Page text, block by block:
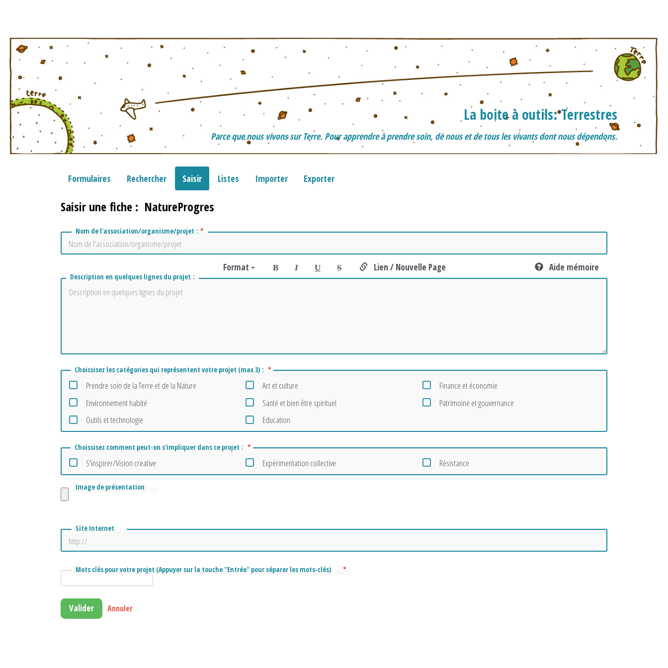
La boite à outils: Terrestres
Parce que nous vivons sur Terre. Pour apprendre à prendre soin, de nous et de tous les vivants dont nous dépendons.
Formulaires Rechercher Saisir Listes Importer Exporter
Saisir une fiche : NatureProgres
*
Nom de l'association/organisme/projet :
Description en quelques lignes du projet :
Format B I U S Lien / Nouvelle Page Aide mémoire
*
Choissisez les catégories qui représentent votre projet (max 3) :
Prendre soin de la Terre et de la Nature
Environnement habité
Outils et technologie
Art et culture
Santé et bien être spirituel
Education
Finance et économie
Patrimoine et gouvernance
*
Choissisez comment peut-on s'impliquer dans ce projet :
S'inspirer/Vision creative Expérimentation collective Résistance
Image de présentation
Site Internet
*
Mots clés pour votre projet (Appuyer sur la touche "Entrée" pour séparer les mots-clés)
Valider Annuler